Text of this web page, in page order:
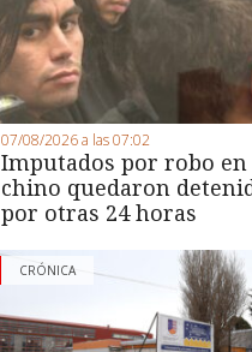
07/08/2026 a las 07:02
Imputados por robo
chino quedaron
por otras 24 horas
CRÓNICA